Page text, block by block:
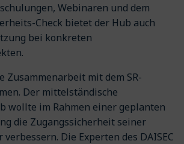
Webinaren und dem
Check bietet der Hub auch
bei konkreten
Zusammenarbeit mit dem SR-
Der mittelständische
wollte im Rahmen einer geplanten
die Zugangssicherheit seiner
Die Experten des DAISEC